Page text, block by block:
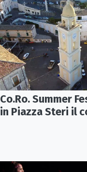
Co.Ro. Summer
in Piazza Steri il
le hit degli anni
l'Orchestra